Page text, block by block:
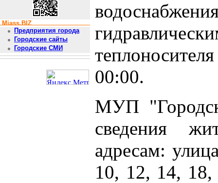
Miass.BIZ
Предприятия города
Городские сайты
Городские СМИ
00:00.
МУП
сведения
адресам:
10, 12, 14, 18,